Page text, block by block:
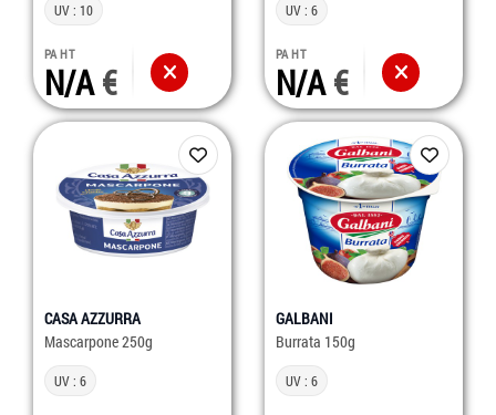
UV : 10
PA HT
N/A
UV : 6
PA HT
N/A
CASA AZZURRA
Mascarpone 250g
UV : 6
GALBANI
Burrata 150g
UV : 6